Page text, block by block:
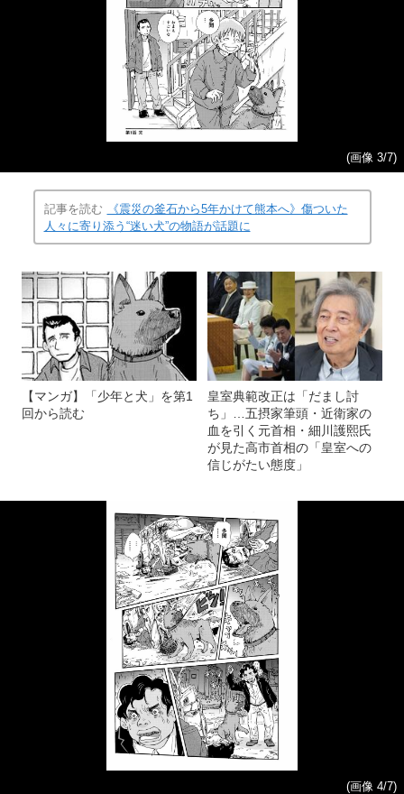
(画像 3/7)
記事を読む
《震災の釜石から5年かけて熊本へ》傷ついた
人々に寄り添う“迷い犬”の物語が話題に
【マンガ】「少年と犬」を第1
回から読む
皇室典範改正は「だまし討
ち」…五摂家筆頭・近衛家の
血を引く元首相・細川護熙氏
が見た高市首相の「皇室への
信じがたい態度」
(画像 4/7)